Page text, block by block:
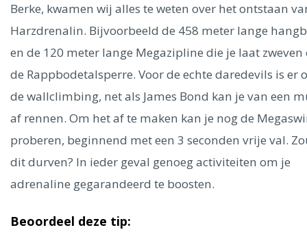
Singapore
Dublin
Hong Kong München Wenen Budapest
Madrid
Vancouver
Alles bekijken
Berke, kwamen wij alles te weten over het ontstaan
Harzdrenalin. Bijvoorbeeld de 458 meter lange
en de 120 meter lange Megazipline die je laat zweven
de Rappbodetalsperre. Voor de echte daredevils is er
de wallclimbing, net als James Bond kan je van een
af rennen. Om het af te maken kan je nog de
proberen, beginnend met een 3 seconden vrije val.
dit durven? In ieder geval genoeg activiteiten om je
adrenaline gegarandeerd te boosten.
Beoordeel deze tip: